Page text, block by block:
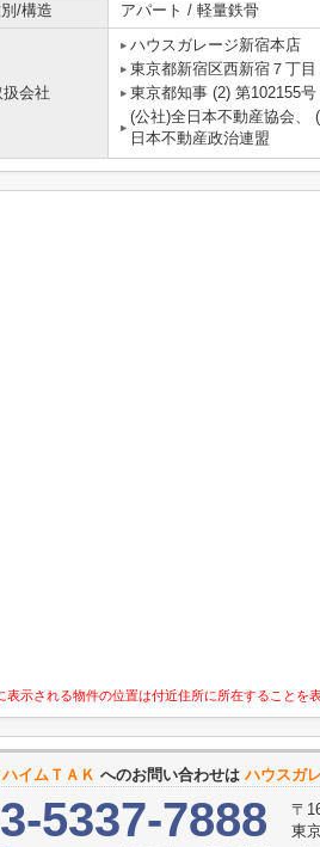
/構造
アパート / 軽量鉄骨
扱会社
ハウスガレージ新宿本店
東京都新宿区西新宿７丁
東京都知事 (2) 第102155
(公社)全日本不動産協会、
日本不動産政治連盟
示される物件の位置は付近住所に所在することを
イムＴＡＫ へのお問い合わせは ハウスガ
5337-7888
〒
東